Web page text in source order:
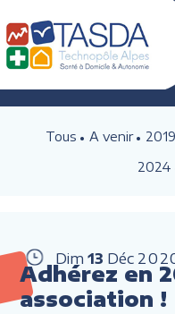
Tous A venir 2019
2024
Dim 13 Déc
Adhérez en
association !